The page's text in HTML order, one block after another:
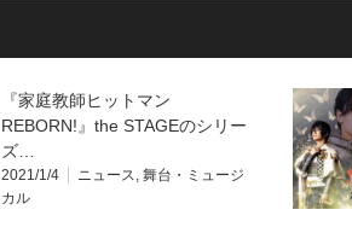
『家庭教師ヒットマン
REBORN!』the STAGEのシリー
ズ…
2021/1/4 ニュース, 舞台・ミュージ
カル